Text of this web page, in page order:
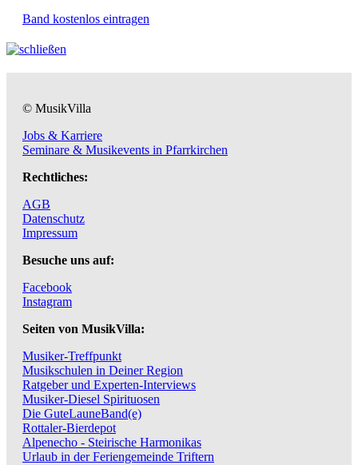
Band kostenlos eintragen
© MusikVilla
Jobs & Karriere
Seminare & Musikevents in Pfarrkirchen
Rechtliches:
AGB
Datenschutz
Impressum
Besuche uns auf:
Facebook
Instagram
Seiten von MusikVilla:
Musiker-Treffpunkt
Musikschulen in Deiner Region
Ratgeber und Experten-Interviews
Musiker-Diesel Spirituosen
Die GuteLauneBand(e)
Rottaler-Bierdepot
Alpenecho - Steirische Harmonikas
Urlaub in der Feriengemeinde Triftern